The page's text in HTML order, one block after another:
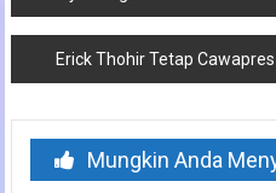
Erick Thohir Tetap
Mungkin Anda